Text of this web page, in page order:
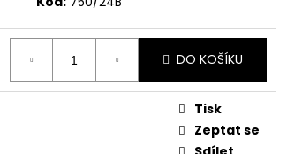
DO KOŠÍKU
Tisk
Zeptat se
-